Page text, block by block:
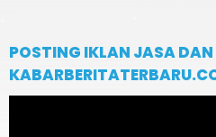
POSTING IKLAN JASA DAN